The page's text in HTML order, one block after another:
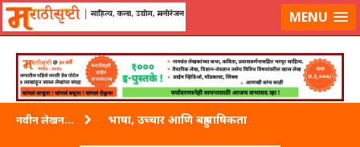
लॉग-इन करा|लेखक नोंदणी कराMENU
नवीन लेखन... भाषा, उच्चार आणि बहुभाषिकता